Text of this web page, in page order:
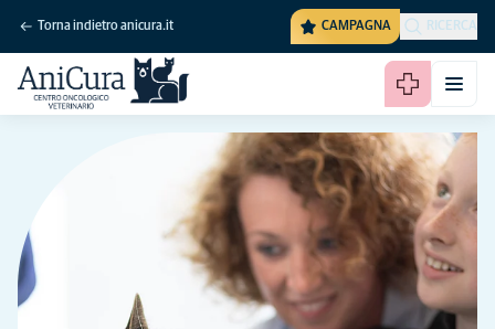
Torna indietro anicura.it CAMPAGNA RICERCA